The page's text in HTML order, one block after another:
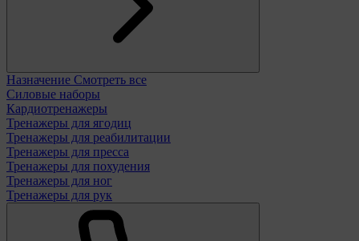
Назначение Смотреть все
Силовые наборы
Кардиотренажеры
Тренажеры для ягодиц
Тренажеры для реабилитации
Тренажеры для пресса
Тренажеры для похудения
Тренажеры для ног
Тренажеры для рук